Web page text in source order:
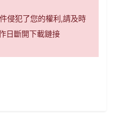
侵犯了您的權利,請及時
日斷開下載鏈接